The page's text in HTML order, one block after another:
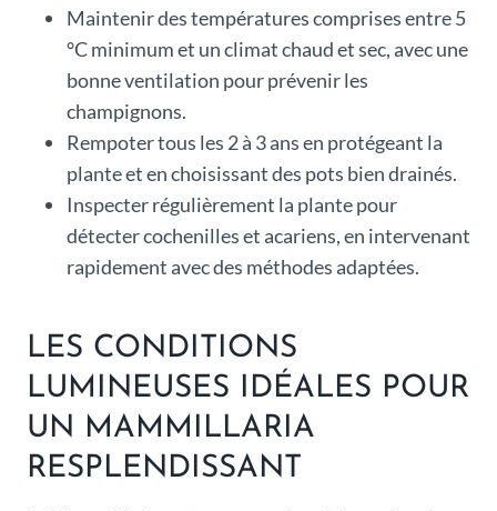
Maintenir des températures comprises entre 5
°C minimum et un climat chaud et sec, avec une
bonne ventilation pour prévenir les
champignons.
Rempoter tous les 2 à 3 ans en protégeant la
plante et en choisissant des pots bien drainés.
Inspecter régulièrement la plante pour
détecter cochenilles et acariens, en intervenant
rapidement avec des méthodes adaptées.
LES CONDITIONS
LUMINEUSES IDÉALES POUR
UN MAMMILLARIA
RESPLENDISSANT